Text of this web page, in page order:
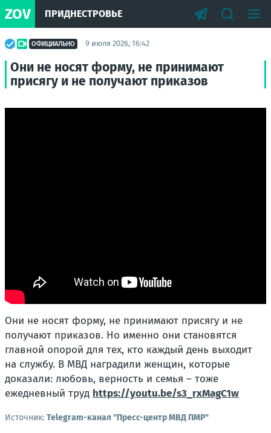
ZOV ПРИДНЕСТРОВЬЕ
ОФИЦИАЛЬНО 9 июля 2026, 16:42
Они не носят форму, не принимают
присягу и не получают приказов
Они не носят форму, не принимают присягу и не
получают приказов. Но именно они становятся
главной опорой для тех, кто каждый день выходит
на службу. В МВД наградили женщин, которые
доказали: любовь, верность и семья – тоже
ежедневный труд https://youtu.be/s3_rxMagC1w
Источник: Telegram-канал "Пресс-центр МВД ПМР"